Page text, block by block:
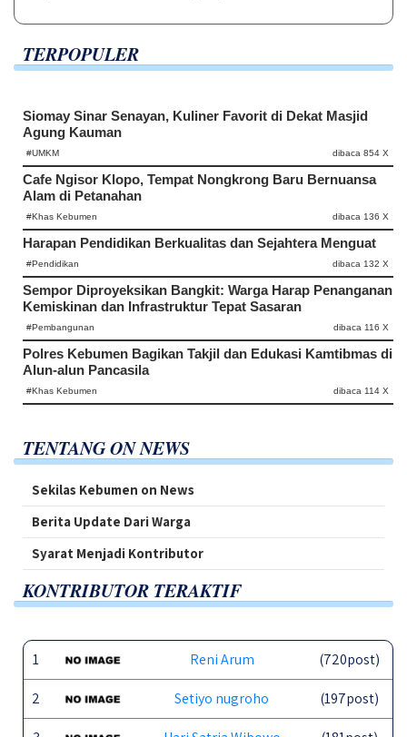
TERPOPULER
Siomay Sinar Senayan, Kuliner Favorit di Dekat Masjid
Agung Kauman
#UMKM dibaca 854 X
Cafe Ngisor Klopo, Tempat Nongkrong Baru Bernuansa
Alam di Petanahan
#Khas Kebumen dibaca 136 X
Harapan Pendidikan Berkualitas dan Sejahtera Menguat
#Pendidikan dibaca 132 X
Sempor Diproyeksikan Bangkit: Warga Harap Penanganan
Kemiskinan dan Infrastruktur Tepat Sasaran
#Pembangunan dibaca 116 X
Polres Kebumen Bagikan Takjil dan Edukasi Kamtibmas di
Alun-alun Pancasila
#Khas Kebumen dibaca 114 X
TENTANG ON NEWS
Sekilas Kebumen on News
Berita Update Dari Warga
Syarat Menjadi Kontributor
KONTRIBUTOR TERAKTIF
1 Reni Arum (720post)
2 Setiyo nugroho (197post)